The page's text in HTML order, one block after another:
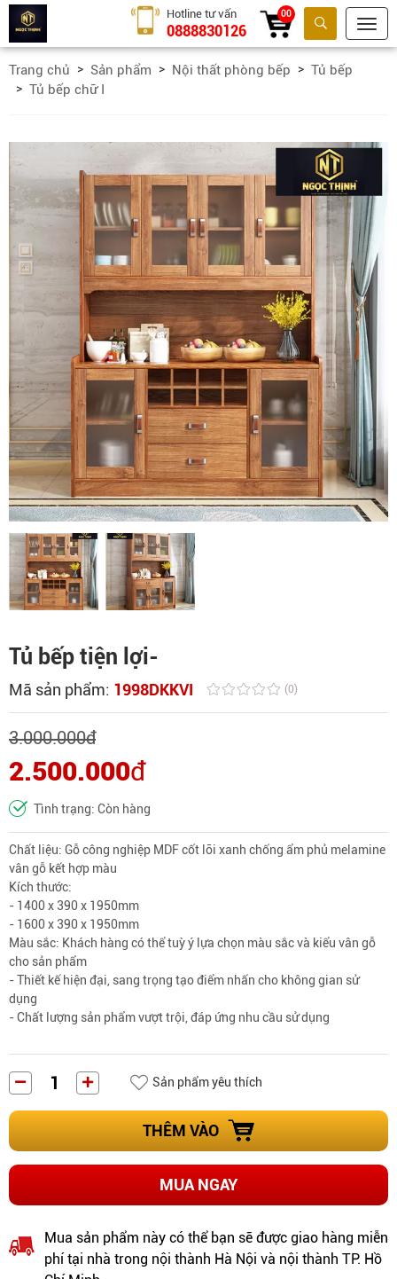
Tìm kiếm
Hotline tư vấn
0888830126
00
Trang chủ Sản phẩm Nội thất phòng bếp
Tủ bếp
Tủ bếp chữ I
Tủ bếp tiện lợi-
Mã sản phẩm: 1998DKKVI (0)
3.000.000đ
2.500.000đ
Tình trạng: Còn hàng
Chất liệu: Gỗ công nghiệp MDF cốt lõi xanh chống ẩm phủ melamine
vân gỗ kết hợp màu
Kích thước:
- 1400 x 390 x 1950mm
- 1600 x 390 x 1950mm
Màu sắc: Khách hàng có thể tuỳ ý lựa chọn màu sắc và kiểu vân gỗ
cho sản phẩm
- Thiết kế hiện đại, sang trọng tạo điểm nhấn cho không gian sử
dụng
- Chất lượng sản phẩm vượt trội, đáp ứng nhu cầu sử dụng
Sản phẩm yêu thích
THÊM VÀO
MUA NGAY
Mua sản phẩm này có thể bạn sẽ được giao hàng miễn
phí tại nhà trong nội thành Hà Nội và nội thành TP. Hồ